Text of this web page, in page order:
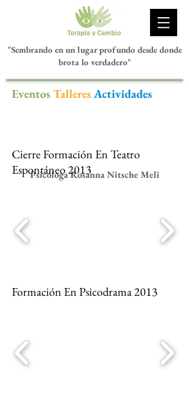
"Sembrando en un lugar profundo desde donde
brota lo verdadero"
Psicóloga Rosanna Nitsche Meli
EventosTalleresActividades
Cierre Formación En Teatro
Espontáneo 2013
Formación En Psicodrama 2013